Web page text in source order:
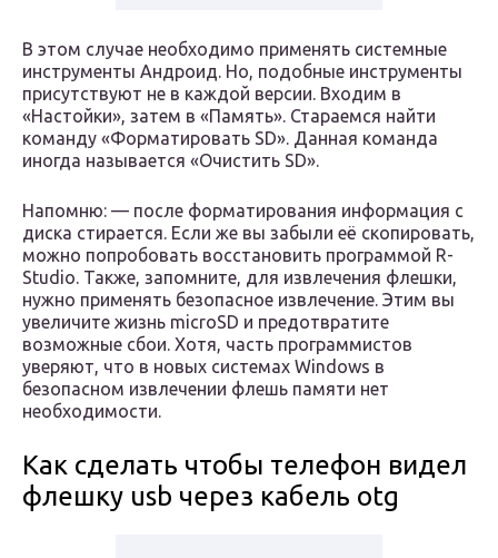
В этом случае необходимо применять системные
инструменты Андроид. Но, подобные инструменты
присутствуют не в каждой версии. Входим в
«Настойки», затем в «Память». Стараемся найти
команду «Форматировать SD». Данная команда
иногда называется «Очистить SD».
Напомню: — после форматирования информация с
диска стирается. Если же вы забыли её скопировать,
можно попробовать восстановить программой R-
Studio. Также, запомните, для извлечения флешки,
нужно применять безопасное извлечение. Этим вы
увеличите жизнь microSD и предотвратите
возможные сбои. Хотя, часть программистов
уверяют, что в новых системах Windows в
безопасном извлечении флешь памяти нет
необходимости.
Как сделать чтобы телефон видел
флешку usb через кабель otg